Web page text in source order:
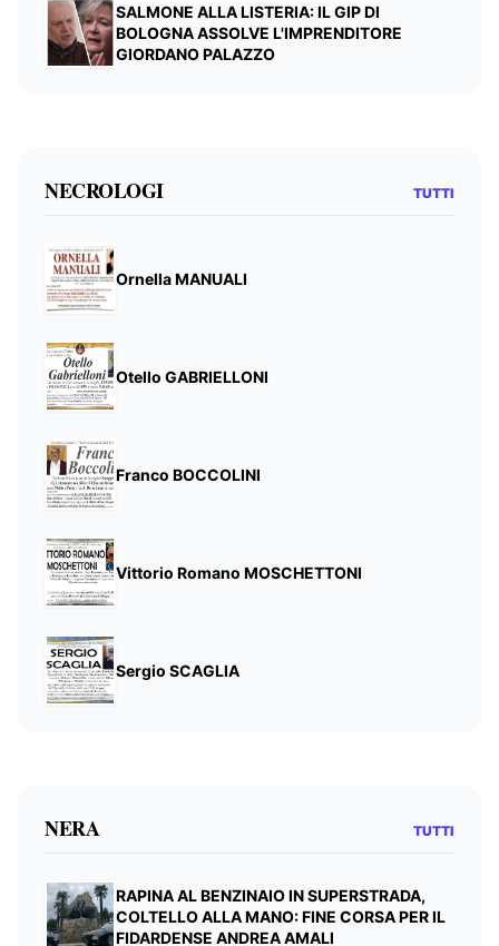
SALMONE ALLA LISTERIA: IL GIP DI
BOLOGNA ASSOLVE L'IMPRENDITORE
GIORDANO PALAZZO
NECROLOGI TUTTI
Ornella MANUALI
Otello GABRIELLONI
Franco BOCCOLINI
Vittorio Romano MOSCHETTONI
Sergio SCAGLIA
NERA TUTTI
RAPINA AL BENZINAIO IN SUPERSTRADA,
COLTELLO ALLA MANO: FINE CORSA PER IL
FIDARDENSE ANDREA AMALI